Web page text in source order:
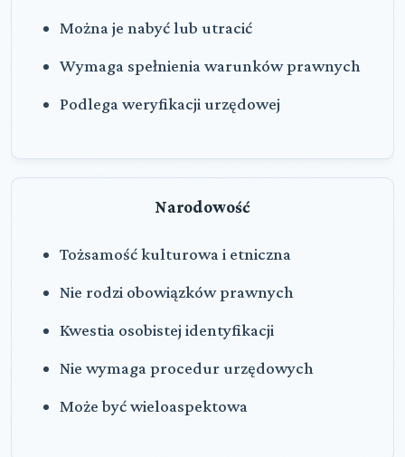
Można je nabyć lub utracić
Wymaga spełnienia warunków prawnych
Podlega weryfikacji urzędowej
Narodowość
Tożsamość kulturowa i etniczna
Nie rodzi obowiązków prawnych
Kwestia osobistej identyfikacji
Nie wymaga procedur urzędowych
Może być wieloaspektowa